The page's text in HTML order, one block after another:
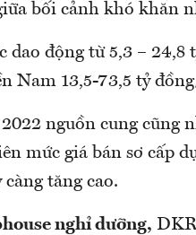
bối cảnh khó khăn
dao động từ 5,3 – 24,8
Nam 13,5-73,5 tỷ
nguồn cung cũng
mức giá bán sơ cấp
tăng cao.
nghỉ dưỡng,